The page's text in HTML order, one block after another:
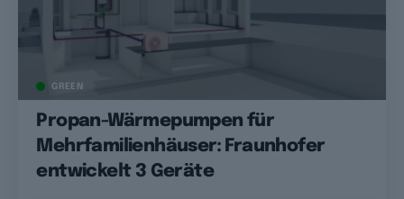
GREEN
Propan-Wärmepumpen für
Mehrfamilienhäuser: Fraunhofer
entwickelt 3 Geräte